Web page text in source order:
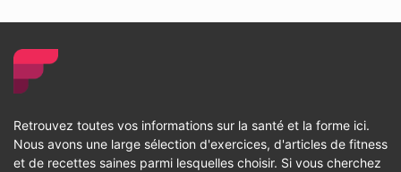
Retrouvez toutes vos informations sur la santé et la forme ici.
Nous avons une large sélection d'exercices, d'articles de fitness
et de recettes saines parmi lesquelles choisir. Si vous cherchez